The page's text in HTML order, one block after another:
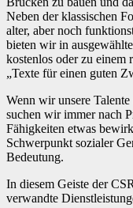
Neben der klassischen
alter, aber noch
bieten wir in
kostenlos oder zu einem
„Texte für einen guten
Wenn wir unsere
suchen wir immer nach
Fähigkeiten etwas
Schwerpunkt sozialer
Bedeutung.
In diesem Geiste der
verwandte